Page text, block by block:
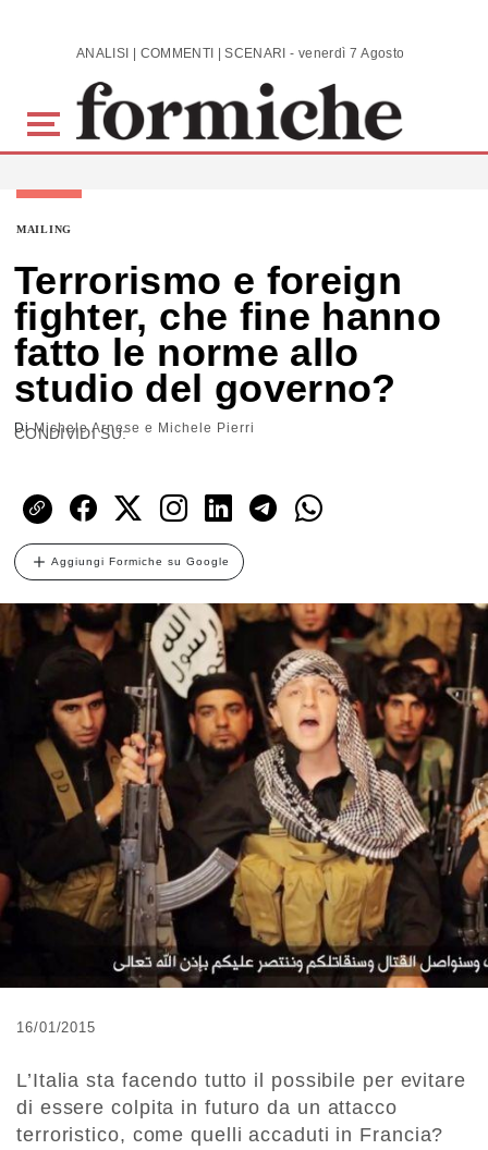
Skip to main content ANALISI | COMMENTI | SCENARI - venerdì 7 Agosto 2026
MAILING
Terrorismo e foreign
fighter, che fine hanno
fatto le norme allo
studio del governo?
DiMichele Arnese e Michele Pierri
CONDIVIDI SU:
Aggiungi Formiche su Google
16/01/2015
L’Italia sta facendo tutto il possibile per evitare
di essere colpita in futuro da un attacco
terroristico, come quelli accaduti in Francia?